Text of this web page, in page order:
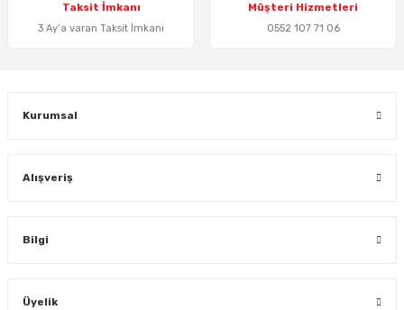
Taksit İmkanı
3 Ay’a varan Taksit İmkanı
Müşteri Hizmetleri
0552 107 71 06
Kurumsal
Alışveriş
Bilgi
Üyelik